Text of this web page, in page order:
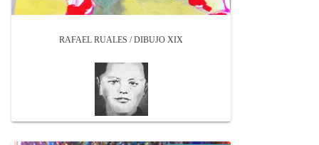
RAFAEL RUALES / DIBUJO XIX